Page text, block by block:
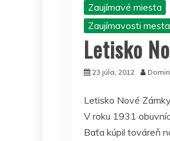
Zaujímavé miesta
Zaujímavosti
Letisko
23 júla, 2012
Letisko Nové
V roku 1931
Baťa kúpil továreň